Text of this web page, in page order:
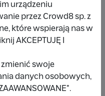
miesiąc temu
urządzeniu
przez Crowd8 sp. z
które wspierają nas w
AKCEPTUJĘ I
swoje
danych osobowych,